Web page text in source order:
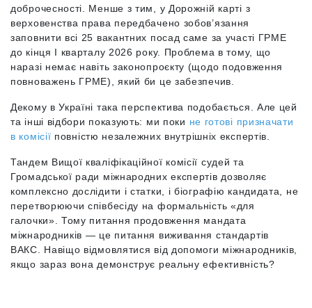
доброчесності. Менше з тим, у Дорожній карті з
верховенства права передбачено зобов’язання
заповнити всі 25 вакантних посад саме за участі ГРМЕ
до кінця І кварталу 2026 року. Проблема в тому, що
наразі немає навіть законопроєкту (щодо подовження
повноважень ГРМЕ), який би це забезпечив.
Декому в Україні така перспектива подобається. Але цей
та інші відбори показують: ми поки не готові призначати
в комісії повністю незалежних внутрішніх експертів.
Тандем Вищої кваліфікаційної комісії судей та
Громадської ради міжнародних експертів дозволяє
комплексно дослідити і статки, і біографію кандидата, не
перетворюючи співбесіду на формальність «для
галочки». Тому питання продовження мандата
міжнародників — це питання виживання стандартів
ВАКС. Навіщо відмовлятися від допомоги міжнародників,
якщо зараз вона демонструє реальну ефективність?